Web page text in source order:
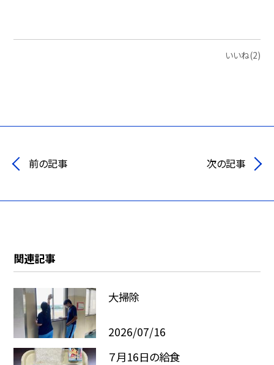
いいね(2)
前の記事 次の記事
関連記事
大掃除
2026/07/16
７月16日の給食